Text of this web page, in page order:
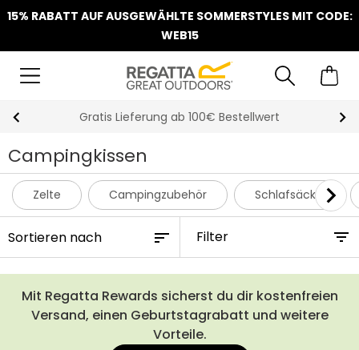
15% RABATT AUF AUSGEWÄHLTE SOMMERSTYLES MIT CODE:
WEB15
Klarna Sofortüberweisung &
Campingkissen
Zelte Campingzubehör Schlafsäcke
Filter
Mit Regatta Rewards sicherst du dir kostenfreien
Versand, einen Geburtstagrabatt und weitere
Vorteile.